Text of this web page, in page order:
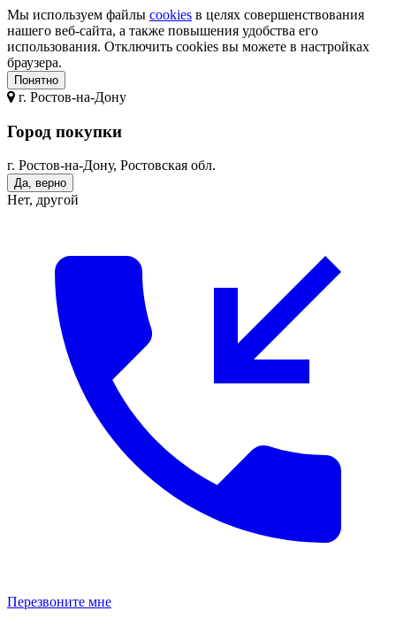
Мы используем файлы cookies в целях совершенствования
нашего веб-сайта, а также повышения удобства его
использования. Отключить cookies вы можете в настройках
браузера.
Понятно
г. Ростов-на-Дону
Город покупки
г. Ростов-на-Дону, Ростовская обл.
Да, верно
Нет, другой
Перезвоните мне